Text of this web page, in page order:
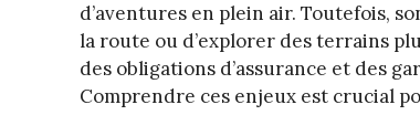
d’aventures en plein air. Toutefois,
la route ou d’explorer des terrains
des obligations d’assurance et des
Comprendre ces enjeux est crucial